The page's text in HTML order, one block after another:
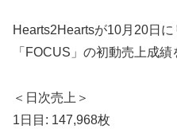
Hearts2Heartsが10月20日
「FOCUS」の初動売上成績
＜日次売上＞
1日目: 147,968枚